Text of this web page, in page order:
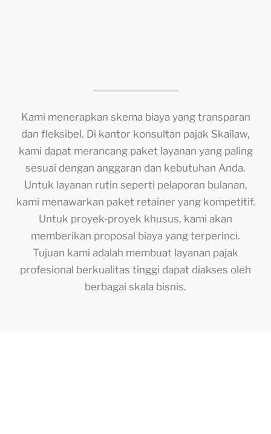
Kami menerapkan skema biaya yang transparan
dan fleksibel. Di kantor konsultan pajak Skailaw,
kami dapat merancang paket layanan yang paling
sesuai dengan anggaran dan kebutuhan Anda.
Untuk layanan rutin seperti pelaporan bulanan,
kami menawarkan paket retainer yang kompetitif.
Untuk proyek-proyek khusus, kami akan
memberikan proposal biaya yang terperinci.
Tujuan kami adalah membuat layanan pajak
profesional berkualitas tinggi dapat diakses oleh
berbagai skala bisnis.